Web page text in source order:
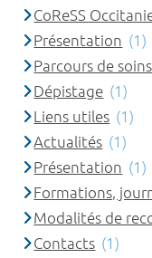
CoReSS
Présentation (1)
Parcours de soins
Dépistage (1)
Liens utiles (1)
Actualités (1)
Présentation (1)
Formations,
Modalités de
Contacts (1)